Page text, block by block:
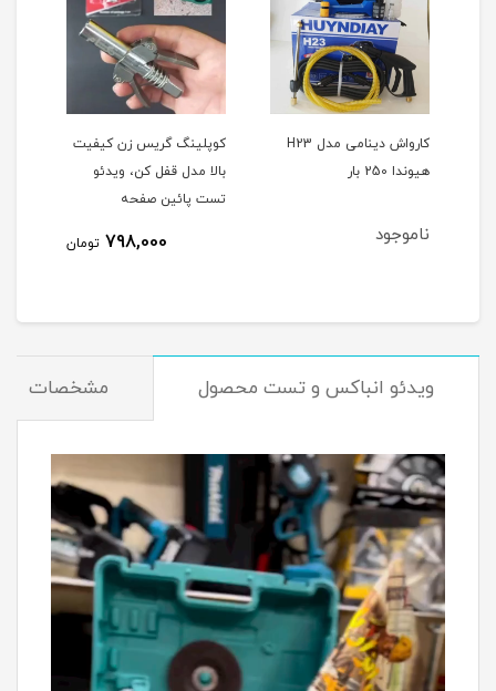
کارواش دینامی مدل H23
هیوندا 250 بار
ناموجود
کوپلینگ گریس زن کیفیت
بالا مدل قفل کن، ویدئو
تست پائین صفحه
798,000 تومان
ویدئو انباکس و تست محصول مشخصات